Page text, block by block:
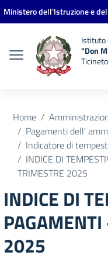
Vai ai contenuti
Vai al menu di navigazione
Vai al footer
Ministero dell'Istruzione e del
Istituto
"Don
Home
Pagamenti dell'
Indicatore di
INDICE DI
TRIMESTRE 2025
INDICE DI
2025